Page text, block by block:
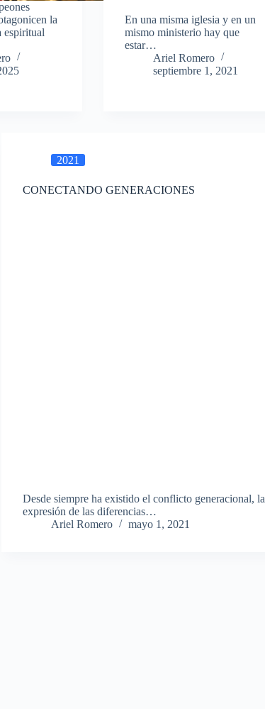
la
espiritual
En una misma iglesia y en un
mismo ministerio hay que
estar…
Ariel Romero
septiembre 1, 2021
2021
CONECTANDO GENERACIONES
Desde siempre ha existido el conflicto generacional, la
expresión de las diferencias…
Ariel Romero
mayo 1, 2021